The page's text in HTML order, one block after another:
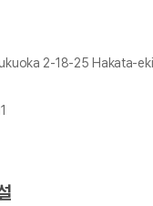
격비교 플랫폼
비교할 수 있는 렌트카 가
2-18-25 Hakata-